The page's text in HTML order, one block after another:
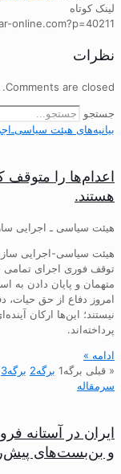
لینک کوتاه
online.com?p=40211
نظرات
Comments are closed.
جستجو
بیانیه‌های هیئت‌
اعدام‌ها را متوقف
هستند.
هیئت سیاسی ـ اجرایی
هیئت سیاسی-اجرایی
توقف فوری اجرای تمامی
متهمان و پایان دادن به
امروز دفاع از حق حیات،
نیستند؛ این‌ها ارکان
پرداخته‌اند.
ادامه »
« قبلی برگه1 برگه2 برگه3
سرمقاله
ایران در آستانه
و بن‌بست‌های